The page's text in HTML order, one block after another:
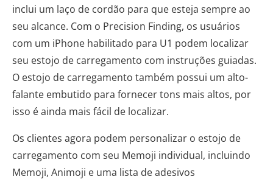
inclui um laço de cordão para que esteja sempre ao
seu alcance. Com o Precision Finding, os usuários
com um iPhone habilitado para U1 podem localizar
seu estojo de carregamento com instruções guiadas.
O estojo de carregamento também possui um alto-
falante embutido para fornecer tons mais altos, por
isso é ainda mais fácil de localizar.
Os clientes agora podem personalizar o estojo de
carregamento com seu Memoji individual, incluindo
Memoji, Animoji e uma lista de adesivos